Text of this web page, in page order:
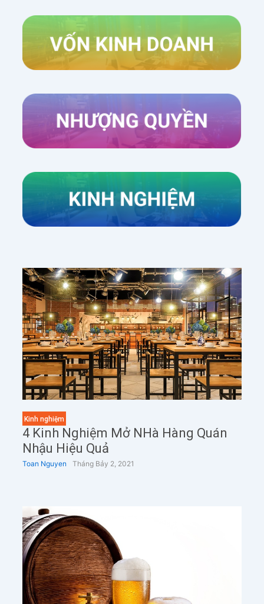
Kinh nghiệm
4 Kinh Nghiệm Mở NHà Hàng Quán
Nhậu Hiệu Quả
Toan Nguyen Tháng Bảy 2, 2021